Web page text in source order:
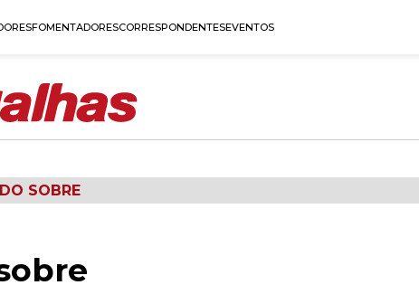
FOMENTADORESCORRESPONDENTESEVENTOS
SOBRE